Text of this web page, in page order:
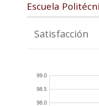
Escuela
Satisfacción
98.0
98.5
99.0